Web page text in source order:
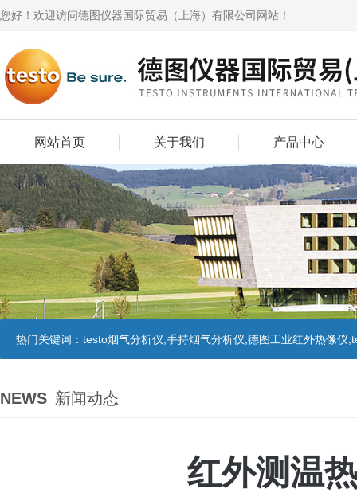
您好！欢迎访问德图仪器国际贸易（上海）有限公司网站！
网站首页 关于我们 产品中心
热门关键词： testo烟气分析仪,手持烟气分析仪,德图工业红外热像仪
NEWS 新闻动态
红外测温